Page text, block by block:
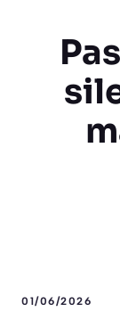
01/06/2026